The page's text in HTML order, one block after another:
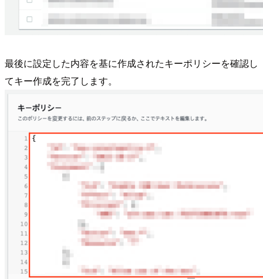
最後に設定した内容を基に作成されたキーポリシーを確認し
てキー作成を完了します。